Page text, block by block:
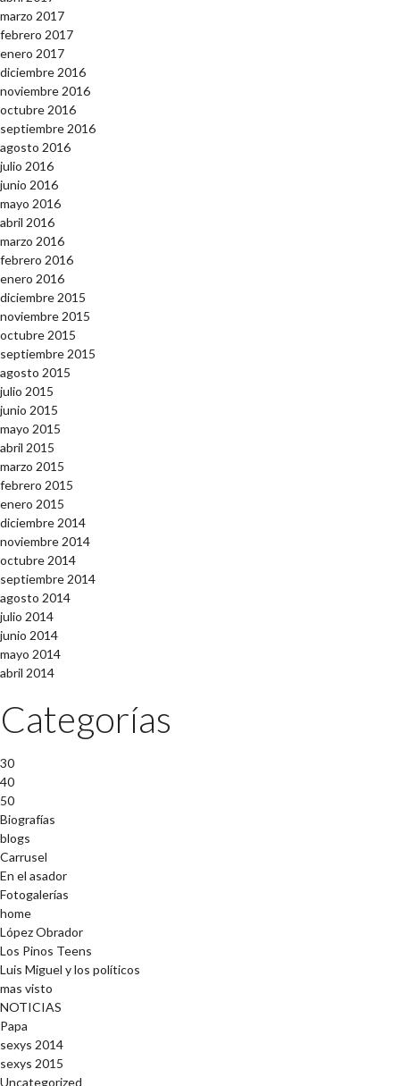
marzo 2017
febrero 2017
enero 2017
diciembre 2016
noviembre 2016
octubre 2016
septiembre 2016
agosto 2016
julio 2016
junio 2016
mayo 2016
abril 2016
marzo 2016
febrero 2016
enero 2016
diciembre 2015
noviembre 2015
octubre 2015
septiembre 2015
agosto 2015
julio 2015
junio 2015
mayo 2015
abril 2015
marzo 2015
febrero 2015
enero 2015
diciembre 2014
noviembre 2014
octubre 2014
septiembre 2014
agosto 2014
julio 2014
junio 2014
mayo 2014
abril 2014
Categorías
30
40
50
Biografías
blogs
Carrusel
En el asador
Fotogalerías
home
López Obrador
Los Pinos Teens
Luis Miguel y los políticos
mas visto
NOTICIAS
Papa
sexys 2014
sexys 2015
Uncategorized